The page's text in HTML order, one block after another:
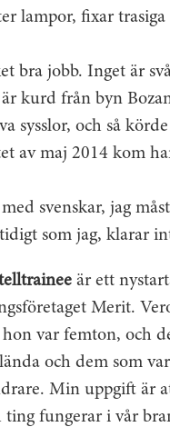
lampor, fixar
bra jobb. Inget är
kurd från byn
sysslor, och så
av maj 2014 kom
svenskar, jag
som jag, klarar
är ett
Merit.
hon var femton, och
och dem som
Min uppgift är
ting fungerar i vår